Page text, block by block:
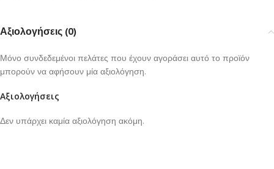
Αξιολογήσεις (0)
Αξιολογήσεις
Δεν υπάρχει καμία αξιολόγηση ακόμη.
Μόνο συνδεδεμένοι πελάτες που έχουν αγοράσει αυτό το προϊόν
μπορούν να αφήσουν μία αξιολόγηση.